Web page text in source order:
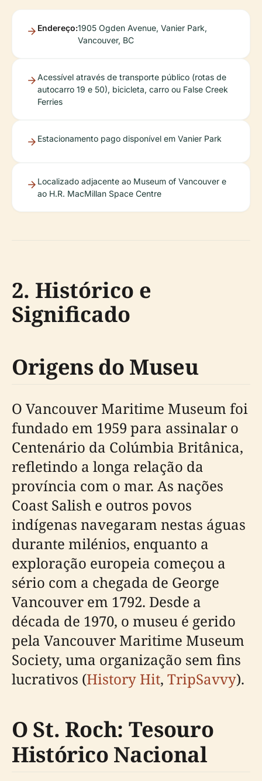
Endereço:1905 Ogden Avenue, Vanier Park,
Vancouver, BC
Acessível através de transporte público (rotas de
autocarro 19 e 50), bicicleta, carro ou False Creek
Ferries
Estacionamento pago disponível em Vanier Park
Localizado adjacente ao Museum of Vancouver e
ao H.R. MacMillan Space Centre
2. Histórico e
Significado
Origens do Museu
O Vancouver Maritime Museum foi
fundado em 1959 para assinalar o
Centenário da Colúmbia Britânica,
refletindo a longa relação da
província com o mar. As nações
Coast Salish e outros povos
indígenas navegaram nestas águas
durante milénios, enquanto a
exploração europeia começou a
sério com a chegada de George
Vancouver em 1792. Desde a
década de 1970, o museu é gerido
pela Vancouver Maritime Museum
Society, uma organização sem fins
lucrativos (History Hit, TripSavvy).
O St. Roch: Tesouro
Histórico Nacional